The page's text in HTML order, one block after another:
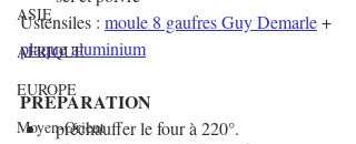
ASIE
AFRIQUE
EUROPE
Moyen-Orient
Ustensiles : moule 8 gaufres Guy Demarle +
plaque aluminium
PREPARATION
préchauffer le four à 220°.